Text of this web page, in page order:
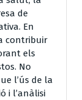
de
En
contribuir
els
No
l’ús de la
i l’anàlisi